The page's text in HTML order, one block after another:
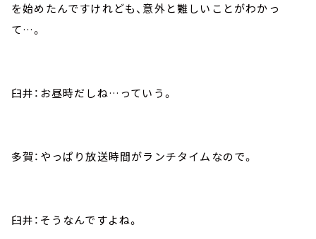
を始めたんですけれども、意外と難しいことがわかっ
て…。
臼井：お昼時だしね…っていう。
多賀：やっぱり放送時間がランチタイムなので。
臼井：そうなんですよね。